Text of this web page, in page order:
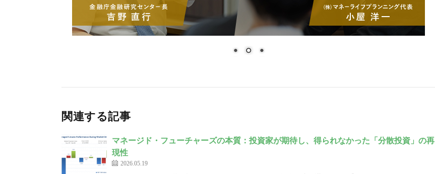
関連する記事
マネージド・フューチャーズの本質：投資家が期待し、得られなかった「分散投資」の再
現性
2026.05.19